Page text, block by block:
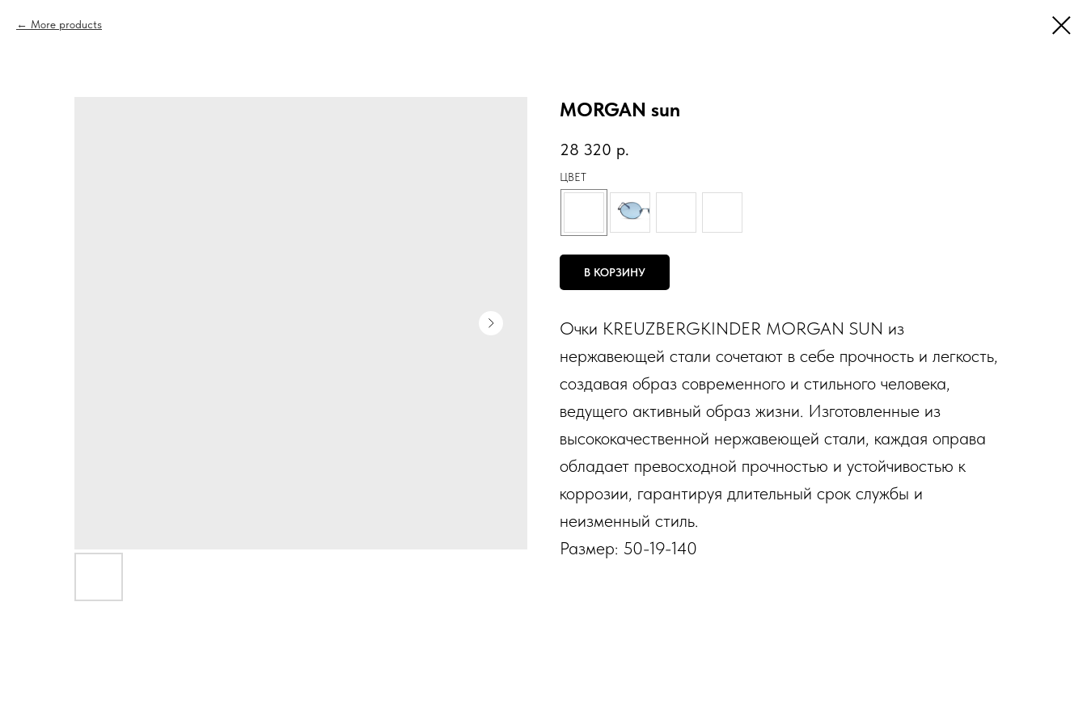
More products
MORGAN sun
28 320 р.
ЦВЕТ
В КОРЗИНУ
Очки KREUZBERGKINDER MORGAN SUN из
нержавеющей стали сочетают в себе прочность и легкость,
создавая образ современного и стильного человека,
ведущего активный образ жизни. Изготовленные из
высококачественной нержавеющей стали, каждая оправа
обладает превосходной прочностью и устойчивостью к
коррозии, гарантируя длительный срок службы и
неизменный стиль.
Размер: 50-19-140